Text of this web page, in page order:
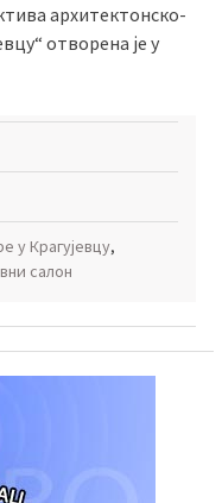
архитектонско-
отворена је у
у Крагујевцу,
салон